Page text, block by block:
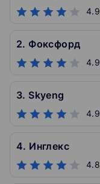
4.9
2. Фоксфорд
4.9
3. Skyeng
4.9
4. Инглекс
4.8